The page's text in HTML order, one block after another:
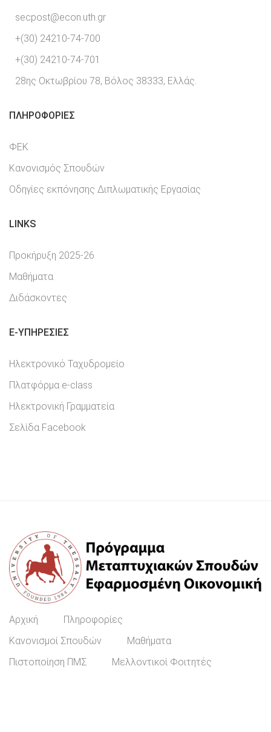
secpost@econ.uth.gr
+(30) 24210-74-700
+(30) 24210-74-701
28ης Οκτωβρίου 78, Βόλος 38333, Ελλάς.
ΠΛΗΡΟΦΟΡΊΕΣ
ΦΕΚ
Κανονισμός Σπουδών
Οδηγίες εκπόνησης Διπλωματικής Εργασίας
LINKS
Προκήρυξη 2025-26
Μαθήματα
Διδάσκοντες
E-YΠΗΡΕΣΊΕΣ
Ηλεκτρονικό Ταχυδρομείο
Πλατφόρμα e-class
Ηλεκτρονική Γραμματεία
Σελίδα Facebook
Αρχική
Πληροφορίες
Κανονισμοί Σπουδών
Μαθήματα
Πιστοποίηση ΠΜΣ
Μελλοντικοί Φοιτητές